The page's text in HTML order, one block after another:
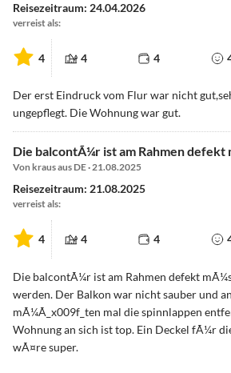
Reisezeitraum: 24.04.2026
verreist als:
4 4 4
Der erst Eindruck vom Flur war nicht
ungepflegt. Die Wohnung war gut.
Die balcontÃ¼r ist am Rahmen defekt
Von kraus aus DE · 21.08.2025
Reisezeitraum: 21.08.2025
verreist als:
4 4 4
Die balcontÃ¼r ist am Rahmen defekt
werden. Der Balkon war nicht sauber und
mÃ¼Ã_x009f_ten mal die spinnlappen
Wohnung an sich ist top. Ein Deckel fÃ¼r
wÃ¤re super.